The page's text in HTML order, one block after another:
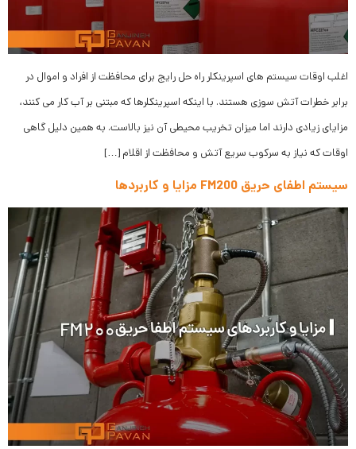
اغلب اوقات سیستم های اسپرینکلر راه حل رایج برای محافظت از افراد و اموال در
برابر خطرات آتش سوزی هستند. با اینکه اسپرینکلرها که مبتنی بر آب کار می کنند،
مزایای زیادی دارند اما میزان تخریب محیطی آن نیز بالاست. به همین دلیل گاهی
اوقات که نیاز به سرکوب سریع آتش و محافظت از اقلام […]
سیستم اطفای حریق FM200 مزایا و کاربردها